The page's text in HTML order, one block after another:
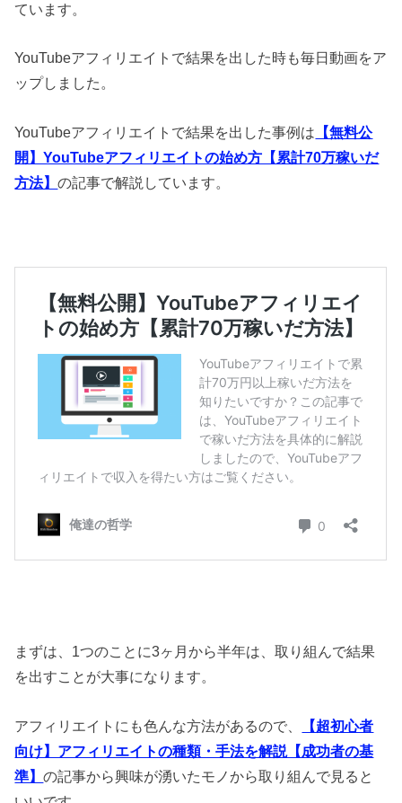
ています。
YouTubeアフィリエイトで結果を出した時も毎日動画をア
ップしました。
YouTubeアフィリエイトで結果を出した事例は 【無料公
開】YouTubeアフィリエイトの始め方【累計70万稼いだ
方法】の記事で解説しています。
まずは、1つのことに3ヶ月から半年は、取り組んで結果
を出すことが大事になります。
アフィリエイトにも色んな方法があるので、
【超初心者
向け】アフィリエイトの種類・手法を解説【成功者の基
準】の記事から興味が湧いたモノから取り組んで見ると